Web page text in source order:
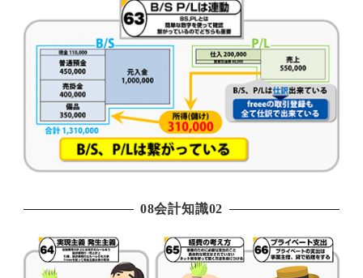
08会計知識02